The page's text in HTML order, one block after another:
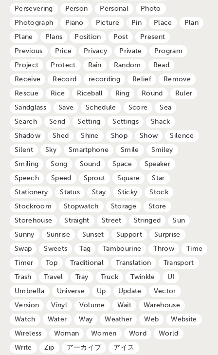
Persevering
Person Personal
Photo
Photograph
Piano Picture Pin Place
Plan
Plane
Plans Position Post
Present
Previous
Price Privacy Private
Program
Project
Protect Rain Random
Read
Receive
Record recording Relief
Remove
Rescue
Rice Riceball Ring Round
Ruler
Sandglass
Save Schedule Score
Sea
Search
Send Setting Settings
Shack
Shadow
Shed Shine Shop Show
Silence
Silent
Sky Smartphone Smile
Smiley
Smiling
Song Sound Space
Speaker
Speech
Speed Sprout Square
Star
Stationery
Status Stay Sticky
Stock
Stockroom
Stopwatch Storage
Store
Storehouse
Straight Street Stringed
Sun
Sunny
Sunrise Sunset Support
Surprise
Swap
Sweets Tag Tambourine Throw
Time
Timer
Top Traditional Translation
Transport
Trash
Travel Tray Truck Twinkle
UI
Umbrella
Universe Up Update
Vector
Version
Vinyl Volume Wait
Warehouse
Watch
Water Way Weather Web
Website
Wireless
Woman Women Word
World
Write
Zip アーカイブ アイス